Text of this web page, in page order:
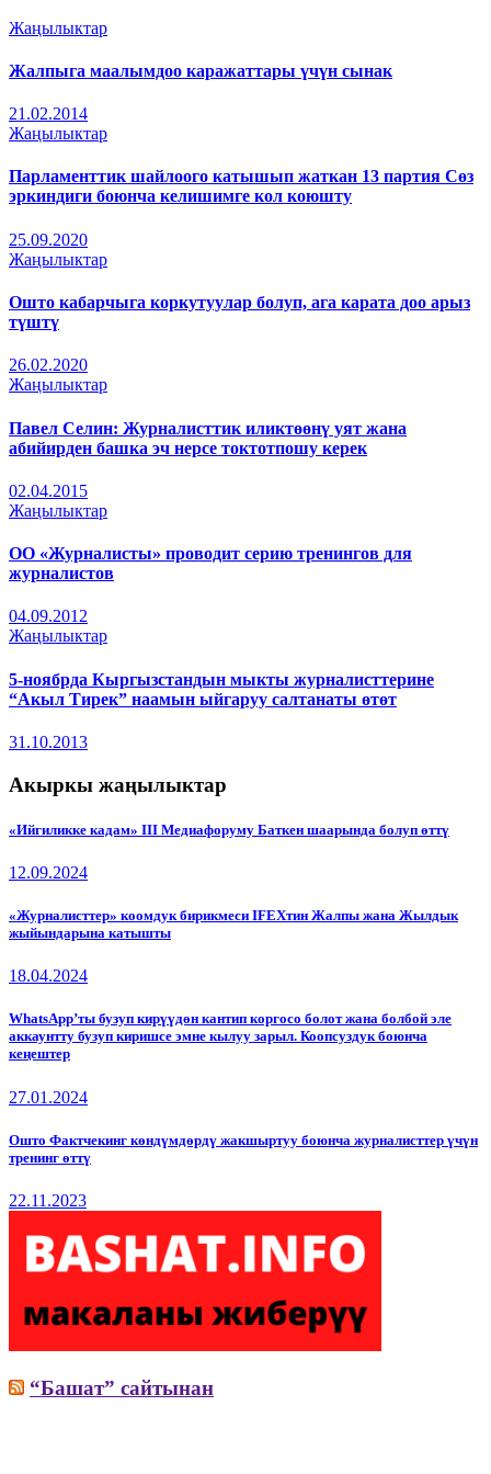
Жаңылыктар
Жалпыга маалымдоо каражаттары үчүн сынак
21.02.2014
Жаңылыктар
Парламенттик шайлоого катышып жаткан 13 партия Сөз
эркиндиги боюнча келишимге кол коюшту
25.09.2020
Жаңылыктар
Ошто кабарчыга коркутуулар болуп, ага карата доо арыз
түштү
26.02.2020
Жаңылыктар
Павел Селин: Журналисттик иликтөөнү уят жана
абийирден башка эч нерсе токтотпошу керек
02.04.2015
Жаңылыктар
ОО «Журналисты» проводит серию тренингов для
журналистов
04.09.2012
Жаңылыктар
5-ноябрда Кыргызстандын мыкты журналисттерине
“Акыл Тирек” наамын ыйгаруу салтанаты өтөт
31.10.2013
Акыркы жаңылыктар
«Ийгиликке кадам» III Медиафоруму Баткен шаарында болуп өттү
12.09.2024
«Журналисттер» коомдук бирикмеси IFEXтин Жалпы жана Жылдык
жыйындарына катышты
18.04.2024
WhatsApp’ты бузуп кирүүдөн кантип коргосо болот жана болбой эле
аккаунтту бузуп киришсе эмне кылуу зарыл. Коопсуздук боюнча
кеңештер
27.01.2024
Ошто Фактчекинг көндүмдөрдү жакшыртуу боюнча журналисттер үчүн
тренинг өттү
22.11.2023
“Башат” сайтынан